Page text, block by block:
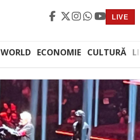
LIVE
WORLD ECONOMIE CULTURĂ